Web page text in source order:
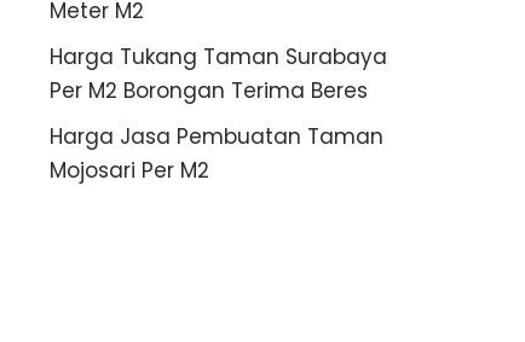
Meter M2
Harga Tukang Taman Surabaya
Per M2 Borongan Terima Beres
Harga Jasa Pembuatan Taman
Mojosari Per M2